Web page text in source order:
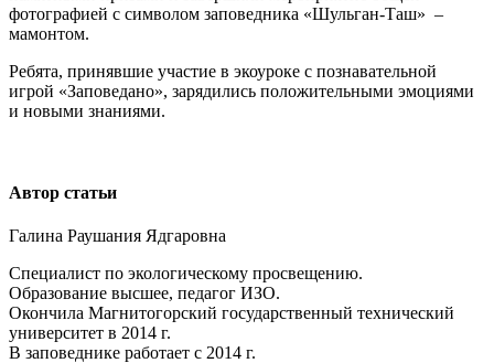
фотографией с символом заповедника «Шульган-Таш» –
мамонтом.
Ребята, принявшие участие в экоуроке с познавательной
игрой «Заповедано», зарядились положительными эмоциями
и новыми знаниями.
Автор статьи
Галина Раушания Ядгаровна
Специалист по экологическому просвещению.
Образование высшее, педагог ИЗО.
Окончила Магнитогорский государственный технический
университет в 2014 г.
В заповеднике работает с 2014 г.